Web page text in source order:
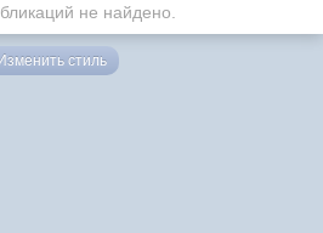
не найдено.
Изменить стиль